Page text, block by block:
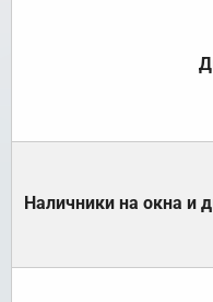
Наличники на окна и